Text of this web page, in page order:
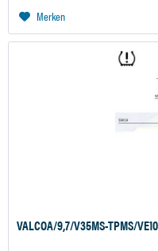
Merken
VALCOA/9,7/V35MS-TPMS/VE10